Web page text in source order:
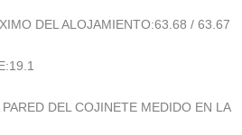
DEL ALOJAMIENTO:63.68 / 63.67
DEL COJINETE MEDIDO EN LA